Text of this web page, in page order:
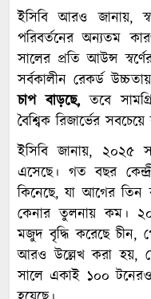
ইসিবি আরও জানায়,
পরিবর্তনের অন্যতম
সালের প্রতি আউন্স
সর্বকালীন রেকর্ড
চাপ বাড়ছে,তবে
বৈশ্বিক রিজার্ভের
ইসিবি জানায়, ২০২৫
এসেছে। গত বছর
কিনেছে, যা আগের তিন
কেনার তুলনায় কম।
মজুদ বৃদ্ধি করেছে চীন,
আরও উল্লেখ করা হয়,
সালে একাই ১০০ টনেরও